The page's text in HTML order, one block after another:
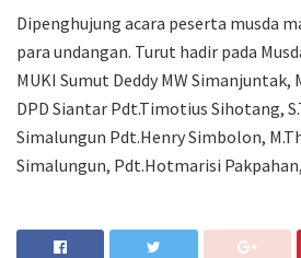
Dipenghujung acara peserta musda
para undangan. Turut hadir pada
MUKI Sumut Deddy MW Simanjuntak,
DPD Siantar Pdt.Timotius Sihotang,
Simalungun Pdt.Henry Simbolon,
Simalungun, Pdt.Hotmarisi Pakpahan,